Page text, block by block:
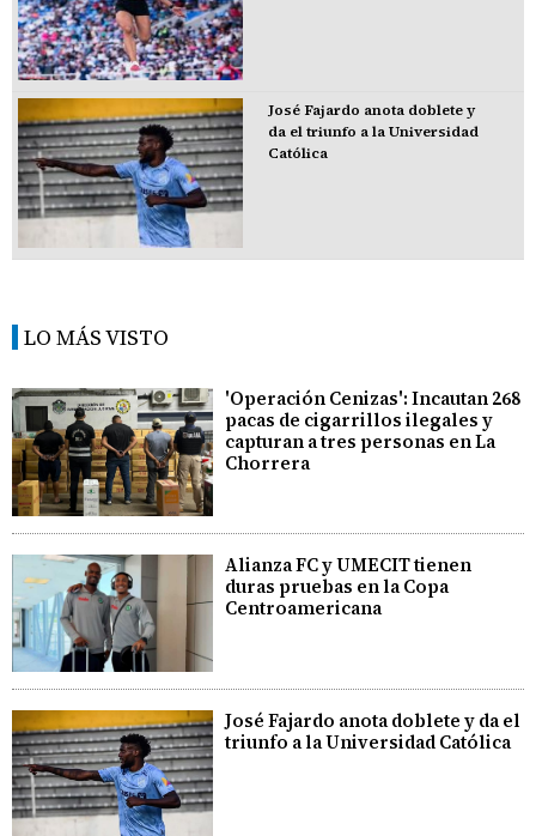
José Fajardo anota doblete y
da el triunfo a la Universidad
Católica
LO MÁS VISTO
'Operación Cenizas': Incautan 268
pacas de cigarrillos ilegales y
capturan a tres personas en La
Chorrera
Alianza FC y UMECIT tienen
duras pruebas en la Copa
Centroamericana
José Fajardo anota doblete y da el
triunfo a la Universidad Católica